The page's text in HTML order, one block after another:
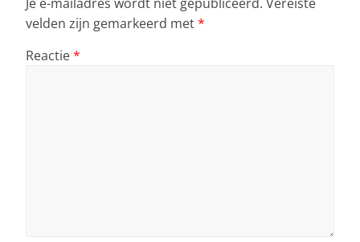
velden zijn gemarkeerd met*
Reactie*